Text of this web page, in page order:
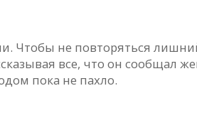
Чтобы не повторяться
все, что он сообщал
пока не пахло.